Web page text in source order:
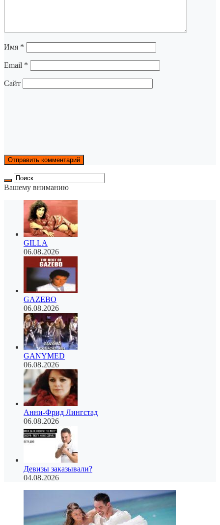
Имя *
Email *
Сайт
Вашему вниманию
GILLA
06.08.2026
GAZEBO
06.08.2026
GANYMED
06.08.2026
Анни-Фрид Лингстад
06.08.2026
Девизы заказывали?
04.08.2026